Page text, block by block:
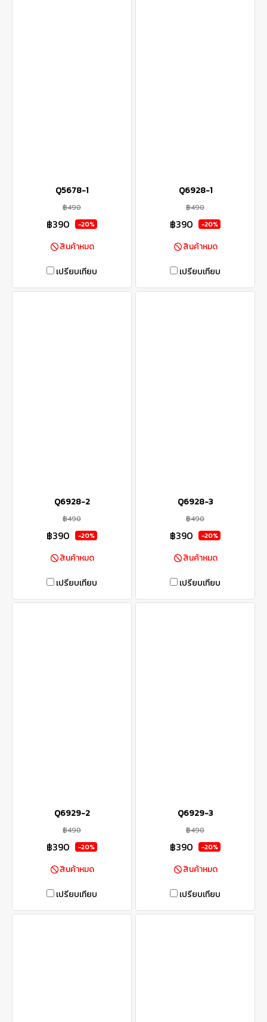
Q5678-1
฿490
฿390 -20%
สินค้าหมด
เปรียบเทียบ
Q6928-1
฿490
฿390 -20%
สินค้าหมด
เปรียบเทียบ
Q6928-2
฿490
฿390 -20%
สินค้าหมด
เปรียบเทียบ
Q6928-3
฿490
฿390 -20%
สินค้าหมด
เปรียบเทียบ
Q6929-2
฿490
฿390 -20%
สินค้าหมด
เปรียบเทียบ
Q6929-3
฿490
฿390 -20%
สินค้าหมด
เปรียบเทียบ